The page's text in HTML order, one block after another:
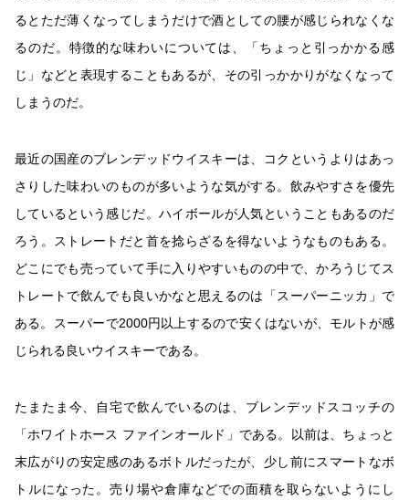
るとただ薄くなってしまうだけで酒としての腰が感じられなくな
るのだ。特徴的な味わいについては、「ちょっと引っかかる感
じ」などと表現することもあるが、その引っかかりがなくなって
しまうのだ。
最近の国産のブレンデッドウイスキーは、コクというよりはあっ
さりした味わいのものが多いような気がする。飲みやすさを優先
しているという感じだ。ハイボールが人気ということもあるのだ
ろう。ストレートだと首を捻らざるを得ないようなものもある。
どこにでも売っていて手に入りやすいものの中で、かろうじてス
トレートで飲んでも良いかなと思えるのは「スーパーニッカ」で
ある。スーパーで2000円以上するので安くはないが、モルトが感
じられる良いウイスキーである。
たまたま今、自宅で飲んでいるのは、ブレンデッドスコッチの
「ホワイトホース ファインオールド」である。以前は、ちょっと
末広がりの安定感のあるボトルだったが、少し前にスマートなボ
トルになった。売り場や倉庫などでの面積を取らないようにし